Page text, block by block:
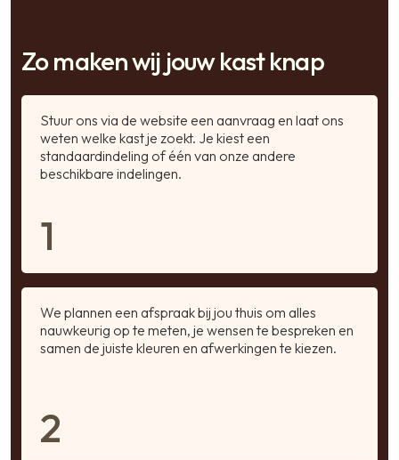
Zo maken wij jouw kast knap
Stuur ons via de website een aanvraag en laat ons
weten welke kast je zoekt. Je kiest een
standaardindeling of één van onze andere
beschikbare indelingen.
1
We plannen een afspraak bij jou thuis om alles
nauwkeurig op te meten, je wensen te bespreken en
samen de juiste kleuren en afwerkingen te kiezen.
2